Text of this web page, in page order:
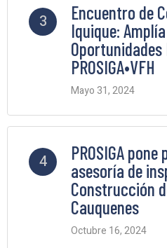
3
Encuentro de
Iquique:
PROSIGA•VFH
Mayo 31, 2024
4
PROSIGA
asesoría de
Construcción
Cauquenes
Octubre 16, 2024